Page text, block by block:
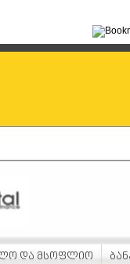
და მსოფლიო